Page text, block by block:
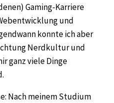
Gaming-Karriere
und
konnte ich aber
Nerdkultur und
ganz viele Dinge
Nach meinem Studium